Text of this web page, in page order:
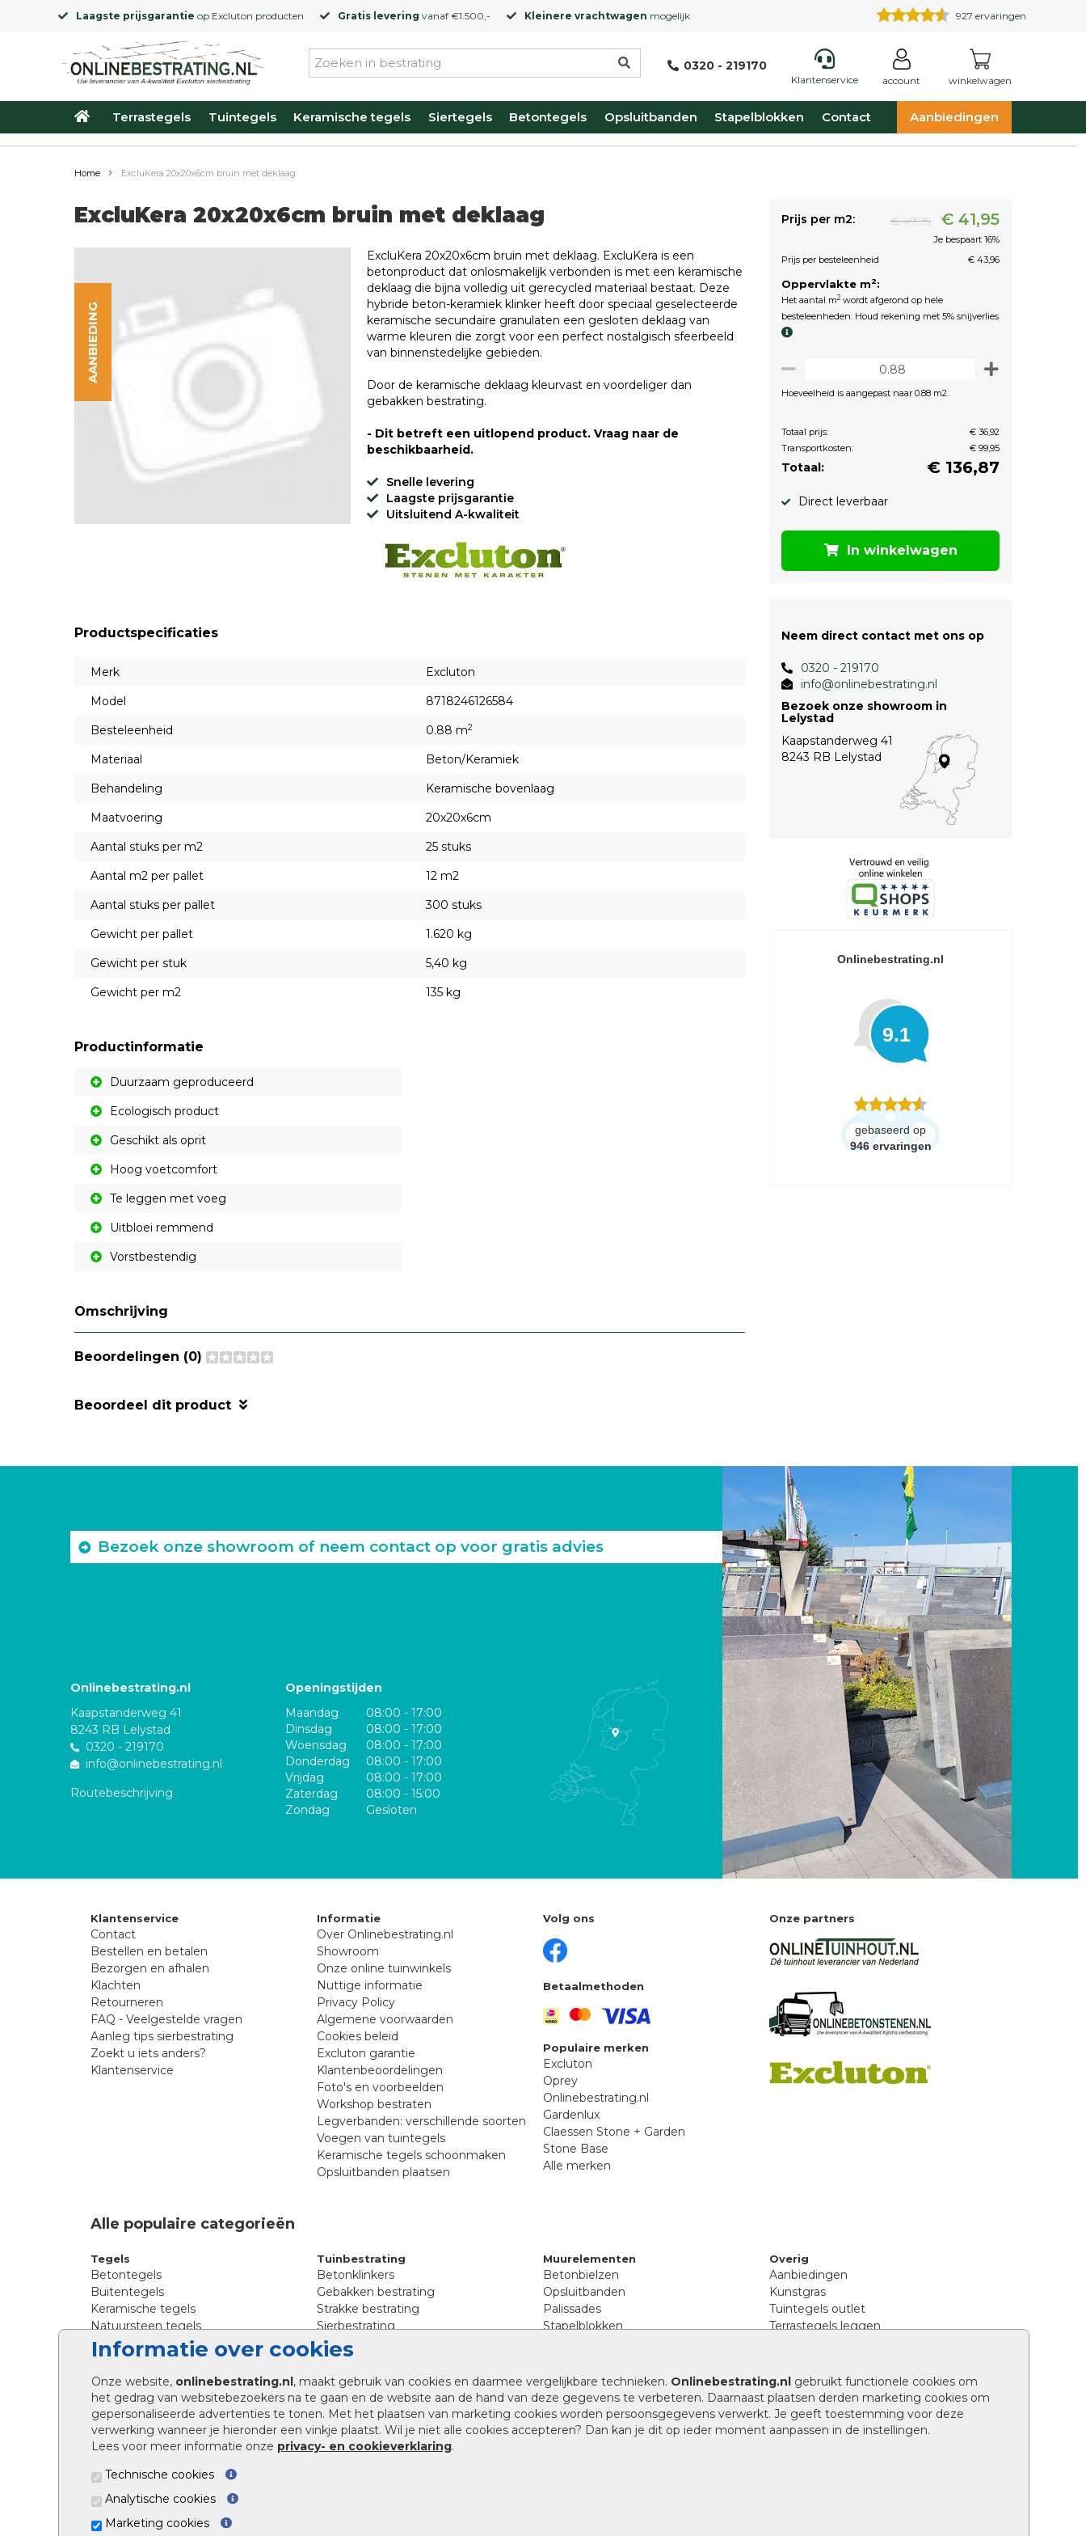
Laagste prijsgarantie op Excluton producten Gratis levering vanaf €1.500,- Kleinere vrachtwagen mogelijk 927 ervaringen
0320 - 219170
Klantenservice account winkelwagen
Terrastegels Tuintegels Keramische tegels Siertegels Betontegels Opsluitbanden Stapelblokken Contact Aanbiedingen
Informatie over cookies
Onze website, onlinebestrating.nl, maakt gebruik van cookies en daarmee vergelijkbare technieken. Onlinebestrating.nl gebruikt functionele cookies om
het gedrag van websitebezoekers na te gaan en de website aan de hand van deze gegevens te verbeteren. Daarnaast plaatsen derden marketing cookies om
gepersonaliseerde advertenties te tonen. Met het plaatsen van marketing cookies worden persoonsgegevens verwerkt. Je geeft toestemming voor deze
verwerking wanneer je hieronder een vinkje plaatst. Wil je niet alle cookies accepteren? Dan kan je dit op ieder moment aanpassen in de instellingen.
Lees voor meer informatie onze privacy- en cookieverklaring.
Technische cookies
Analytische cookies
Marketing cookies
Home ExcluKera 20x20x6cm bruin met deklaag
ExcluKera 20x20x6cm bruin met deklaag
AANBIEDING
ExcluKera 20x20x6cm bruin met deklaag. ExcluKera is een
betonproduct dat onlosmakelijk verbonden is met een keramische
deklaag die bijna volledig uit gerecycled materiaal bestaat. Deze
hybride beton-keramiek klinker heeft door speciaal geselecteerde
keramische secundaire granulaten een gesloten deklaag van
warme kleuren die zorgt voor een perfect nostalgisch sfeerbeeld
van binnenstedelijke gebieden.
Door de keramische deklaag kleurvast en voordeliger dan
gebakken bestrating.
- Dit betreft een uitlopend product. Vraag naar de
beschikbaarheid.
Snelle levering
Laagste prijsgarantie
Uitsluitend A-kwaliteit
Productspecificaties
Merk
Excluton
Model
8718246126584
Besteleenheid
0.88 m2
Materiaal
Beton/Keramiek
Behandeling
Keramische bovenlaag
Maatvoering
20x20x6cm
Aantal stuks per m2
25 stuks
Aantal m2 per pallet
12 m2
Aantal stuks per pallet
300 stuks
Gewicht per pallet
1.620 kg
Gewicht per stuk
5,40 kg
Gewicht per m2
135 kg
Productinformatie
Duurzaam geproduceerd
Ecologisch product
Geschikt als oprit
Hoog voetcomfort
Te leggen met voeg
Uitbloei remmend
Vorstbestendig
Omschrijving
Beoordelingen (0)
Beoordeel dit product
Prijs per m2: € 49,95 € 41,95
Je bespaart 16%
Prijs per besteleenheid
€ 43,96
Oppervlakte m2:
Het aantal m2 wordt afgerond op hele
besteleenheden. Houd rekening met 5% snijverlies
Hoeveelheid is aangepast naar 0.88 m2.
Totaal prijs:
€ 36,92
Transportkosten:
€ 99,95
Totaal: € 136,87
Direct leverbaar
In winkelwagen
Neem direct contact met ons op
0320 - 219170
info@onlinebestrating.nl
Bezoek onze showroom in
Lelystad
Kaapstanderweg 41
8243 RB Lelystad
Onlinebestrating.nl
9.1
gebaseerd op
946 ervaringen
Bezoek onze showroom of neem contact op voor gratis advies
Onlinebestrating.nl
Kaapstanderweg 41
8243 RB Lelystad
0320 - 219170
info@onlinebestrating.nl
Routebeschrijving
Openingstijden
Maandag
08:00 - 17:00
Dinsdag
08:00 - 17:00
Woensdag
08:00 - 17:00
Donderdag
08:00 - 17:00
Vrijdag
08:00 - 17:00
Zaterdag
08:00 - 15:00
Zondag
Gesloten
Klantenservice
Contact
Bestellen en betalen
Bezorgen en afhalen
Klachten
Retourneren
FAQ - Veelgestelde vragen
Aanleg tips sierbestrating
Zoekt u iets anders?
Klantenservice
Informatie
Over Onlinebestrating.nl
Showroom
Onze online tuinwinkels
Nuttige informatie
Privacy Policy
Algemene voorwaarden
Cookies beleid
Excluton garantie
Klantenbeoordelingen
Foto's en voorbeelden
Workshop bestraten
Legverbanden: verschillende soorten
Voegen van tuintegels
Keramische tegels schoonmaken
Opsluitbanden plaatsen
Volg ons
Betaalmethoden
Populaire merken
Excluton
Oprey
Onlinebestrating.nl
Gardenlux
Claessen Stone + Garden
Stone Base
Alle merken
Onze partners
Alle populaire categorieën
Tegels
Betontegels
Buitentegels
Keramische tegels
Natuursteen tegels
Siertegels
Stoeptegels
Straattegels
Terrastegels
Tuintegels
Tuinbestrating
Betonklinkers
Gebakken bestrating
Strakke bestrating
Sierbestrating
Straatklinkers
Straatstenen
Trommelstenen
Tuinstenen
Waalformaat
Wildverband bestrating
Kingstones
Muurelementen
Betonbielzen
Opsluitbanden
Palissades
Stapelblokken
Afwatering en diversen
Beplantings en betonelementen
Split, grind en zand
Oprit tegels
Overig
Aanbiedingen
Kunstgras
Tuintegels outlet
Terrastegels leggen
Legpatronen betonstenen
Hoe betonstenen onderhouden
Aanlegtips voor betonstenen
Verschil betontegels en keramische